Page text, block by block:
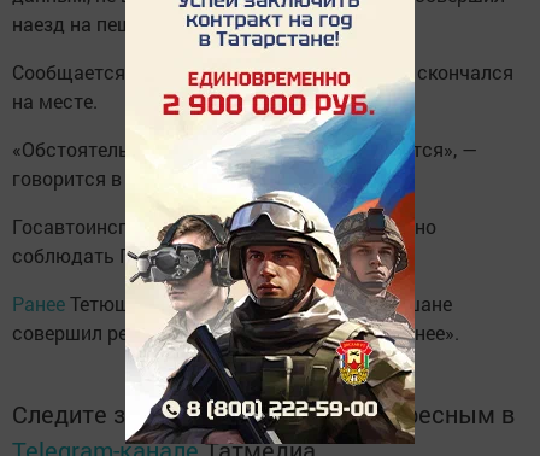
наезд на пешехода.
Сообщается, что в результате ДТП пешеход скончался
на месте.
«Обстоятельства произошедшего выясняются», —
говорится в сообщении.
Госавтоинспекция призывает неукоснительно
соблюдать ПДД.
РанееТетюшские зори сообщали, что тетюшане
совершил рейд-акцию «Чем ярче, тем заметнее».
Следите за самым важным и интересным в
Telegram-канале Татмедиа